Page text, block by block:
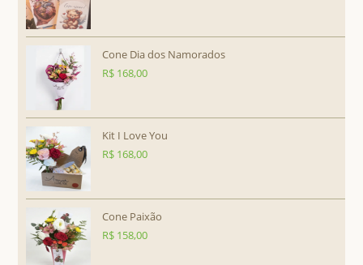
Cone Dia dos Namorados
R$ 168,00
Kit I Love You
R$ 168,00
Cone Paixão
R$ 158,00